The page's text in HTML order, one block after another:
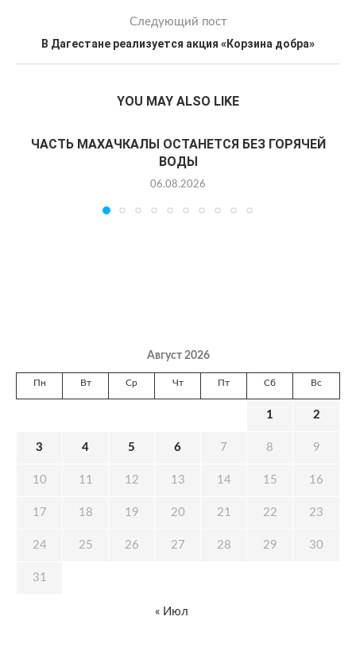
Следующий пост
В Дагестане реализуется акция «Корзина добра»
YOU MAY ALSO LIKE
ЧАСТЬ МАХАЧКАЛЫ ОСТАНЕТСЯ БЕЗ ГОРЯЧЕЙ
ВОДЫ
06.08.2026
Август 2026
Пн Вт Ср Чт Пт Сб Вс
1 2
3 4 5 6 7 8 9
10 11 12 13 14 15 16
17 18 19 20 21 22 23
24 25 26 27 28 29 30
31
« Июл